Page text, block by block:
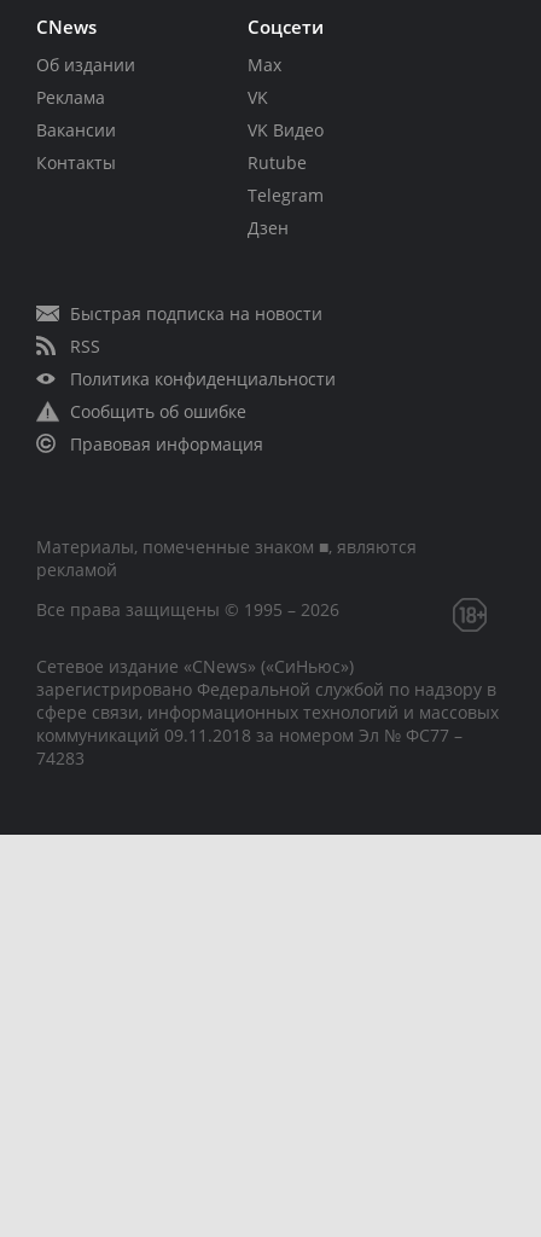
CNews
Об издании
Реклама
Вакансии
Контакты
Соцсети
Max
VK
VK Видео
Rutube
Telegram
Дзен
Быстрая подписка на новости
RSS
Политика конфиденциальности
Сообщить об ошибке
Правовая информация
Материалы, помеченные знаком ■, являются
рекламой
Все права защищены © 1995 – 2026
Сетевое издание «CNews» («СиНьюс»)
зарегистрировано Федеральной службой по надзору в
сфере связи, информационных технологий и массовых
коммуникаций 09.11.2018 за номером Эл № ФС77 –
74283